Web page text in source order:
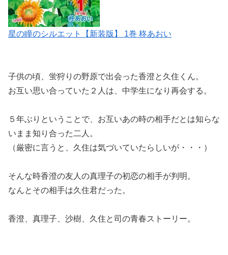
星の瞳のシルエット【新装版】 1巻 柊あおい
子供の頃、蛍狩りの野原で出会った香澄と久住くん。
お互い思い合っていた２人は、中学生になり再会する。
５年ぶりということで、お互いあの時の相手だとは知らな
いまま知り合った二人。
（厳密に言うと、久住は気づいていたらしいが・・・）
そんな時香澄の友人の真理子の初恋の相手が判明。
なんとその相手は久住君だった。
香澄、真理子、沙樹、久住と司の青春ストーリー。